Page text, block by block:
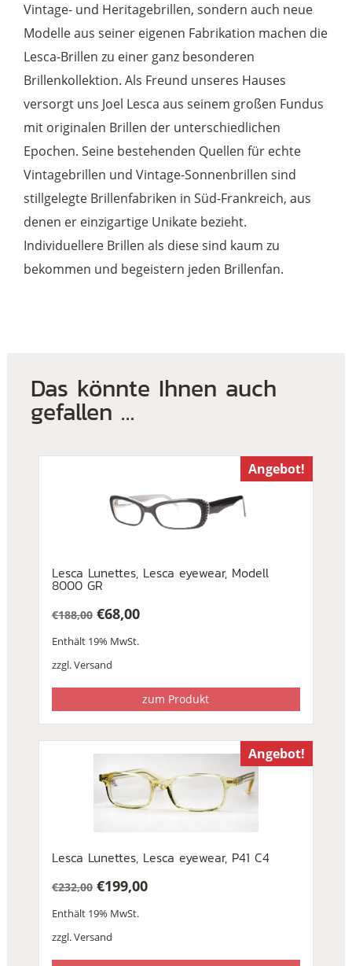
Vintage- und Heritagebrillen, sondern auch neue
Modelle aus seiner eigenen Fabrikation machen die
Lesca-Brillen zu einer ganz besonderen
Brillenkollektion. Als Freund unseres Hauses
versorgt uns Joel Lesca aus seinem großen Fundus
mit originalen Brillen der unterschiedlichen
Epochen. Seine bestehenden Quellen für echte
Vintagebrillen und Vintage-Sonnenbrillen sind
stillgelegte Brillenfabriken in Süd-Frankreich, aus
denen er einzigartige Unikate bezieht.
Individuellere Brillen als diese sind kaum zu
bekommen und begeistern jeden Brillenfan.
Das könnte Ihnen auch
gefallen …
Angebot!
Lesca Lunettes, Lesca eyewear, Modell
8000 GR
€188,00
Preis
war:
€68,00
Preis
ist:
Enthält 19% MwSt.
zzgl.Versand
zum Produkt
Angebot!
Lesca Lunettes, Lesca eyewear, P41 C4
€232,00
Preis
war:
€199,00
Preis
ist:
Enthält 19% MwSt.
zzgl.Versand